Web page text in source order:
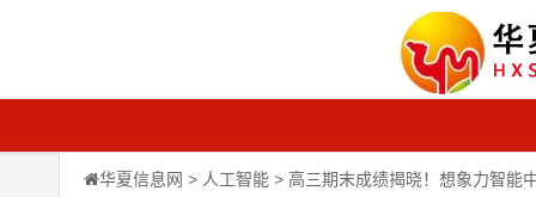
华夏信息网 > 人工智能 > 高三期末成绩揭晓！想象力智能